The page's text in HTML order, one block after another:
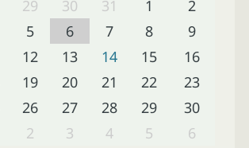
29 30 31 1
2
5 6 7 8
9
12 13 14 15
16
19 20 21 22
23
26 27 28 29
30
2 3 4 5 6